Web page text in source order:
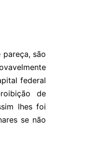
são
federal
de
lhes foi
se não